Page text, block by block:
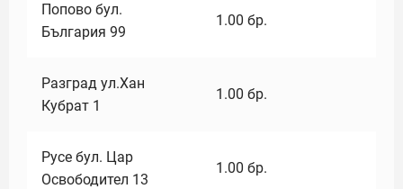
Попово бул.
България 99
1.00 бр.
Разград ул.Хан
Кубрат 1
1.00 бр.
Русе бул. Цар
Освободител 13
1.00 бр.